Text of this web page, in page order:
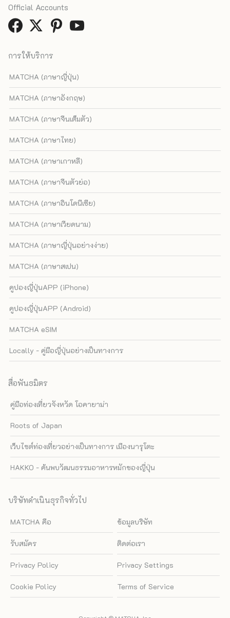
การให้บริการ
MATCHA (ภาษาญี่ปุ่น)
MATCHA (ภาษาอังกฤษ)
MATCHA (ภาษาจีนเต็มตัว)
MATCHA (ภาษาไทย)
MATCHA (ภาษาเกาหลี)
MATCHA (ภาษาจีนตัวย่อ)
MATCHA (ภาษาอินโดนีเซีย)
MATCHA (ภาษาเวียดนาม)
MATCHA (ภาษาญี่ปุ่นอย่างง่าย)
MATCHA (ภาษาสเปน)
คูปองญี่ปุ่นAPP (iPhone)
คูปองญี่ปุ่นAPP (Android)
MATCHA eSIM
Locally - คู่มือญี่ปุ่นอย่างเป็นทางการ
สื่อพันธมิตร
คู่มือท่องเที่ยวจังหวัด โอคายาม่า
Roots of Japan
เว็บไซต์ท่องเที่ยวอย่างเป็นทางการ เมืองนารุโตะ
HAKKO - ค้นพบวัฒนธรรมอาหารหมักของญี่ปุ่น
บริษัทดำเนินธุรกิจทั่วไป
MATCHA คือ ข้อมูลบริษัท
รับสมัคร ติดต่อเรา
Privacy Policy Privacy Settings
Cookie Policy Terms of Service
Official Accounts